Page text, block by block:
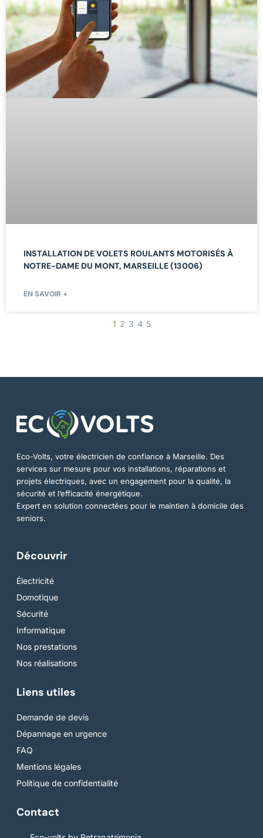
INSTALLATION DE VOLETS ROULANTS MOTORISÉS À
NOTRE-DAME DU MONT, MARSEILLE (13006)
EN SAVOIR +
1 2 3 4 5
Eco-Volts, votre électricien de confiance à Marseille. Des
services sur mesure pour vos installations, réparations et
projets électriques, avec un engagement pour la qualité, la
sécurité et l’efficacité énergétique.
Expert en solution connectées pour le maintien à domicile des
seniors.
Découvrir
Électricité
Domotique
Sécurité
Informatique
Nos prestations
Nos réalisations
Liens utiles
Demande de devis
Dépannage en urgence
FAQ
Mentions légales
Politique de confidentialité
Contact